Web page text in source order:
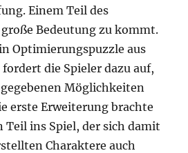
Einem Teil des
Bedeutung zu kommt.
Optimierungspuzzle aus
die Spieler dazu auf,
gegebenen Möglichkeiten
erste Erweiterung brachte
Teil ins Spiel, der sich damit
Charaktere auch